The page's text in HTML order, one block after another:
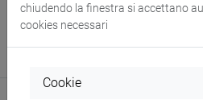
Venice School of Management
chiudendo la finestra si accettano
cookies necessari
Cookie